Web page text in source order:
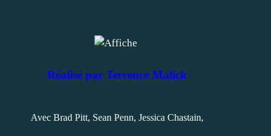
Réalisé par Terrence Malick
Avec Brad Pitt, Sean Penn, Jessica Chastain,